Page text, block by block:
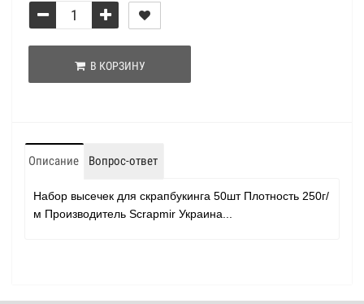
В КОРЗИНУ
Описание Вопрос-ответ
Набор высечек для скрапбукинга 50шт Плотность 250г/
м Производитель Scrapmir Украина...